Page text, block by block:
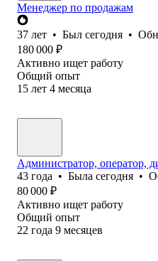
Менеджер по продажам
37 лет • Был сегодня •
180 000 ₽
Активно ищет работу
Общий опыт
15 лет 4 месяца
Администратор, оператор,
43 года • Была сегодня •
80 000 ₽
Активно ищет работу
Общий опыт
22 года 9 месяцев